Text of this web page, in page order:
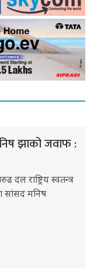
झाको जवाफ :
दल राष्ट्रिय स्वतन्त्र
सांसद मनिष